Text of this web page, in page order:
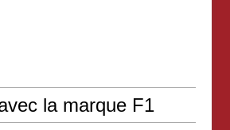
la marque F1